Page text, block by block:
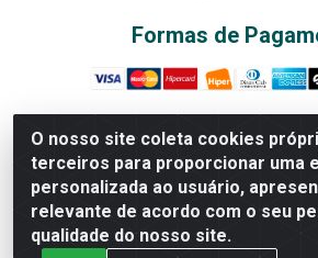
O nosso site coleta cookies
terceiros para proporcionar uma
personalizada ao usuário,
relevante de acordo com o seu
qualidade do nosso site.
Formas de
Rede Brasil - Avenida Universitária, nº
Américas II Etapa - Anápolis/GO -
CNPJ 07.728.073/